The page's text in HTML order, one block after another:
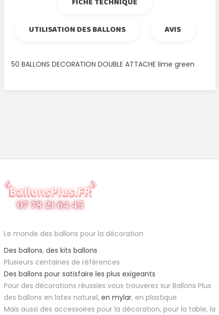
UTILISATION DES BALLONS
AVIS
50 BALLONS DECORATION DOUBLE ATTACHE lime green
Le monde des ballons pour la décoration
Des ballons, des kits ballons
Plusieurs centaines de références
Des ballons pour satisfaire les plus exigeants
Pour des décorations réussies vous trouverez sur Ballons Plus
des ballons en latex naturel, en mylar, en plastique
Mais aussi des accessoires pour la décoration, pour la table, la